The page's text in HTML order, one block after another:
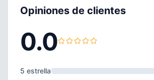
Opiniones de clientes
0.0
5 estrella